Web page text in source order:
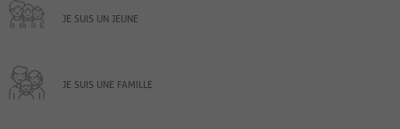
JE SUIS UN JEUNE
JE SUIS UNE FAMILLE